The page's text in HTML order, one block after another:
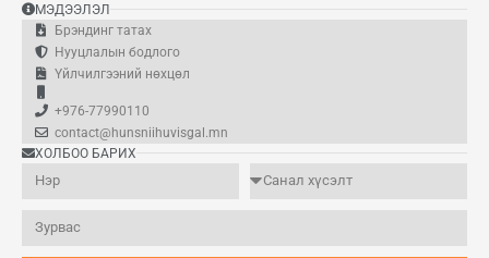
МЭДЭЭЛЭЛ
Брэндинг татах
Нууцлалын бодлого
Үйлчилгээний нөхцөл
+976-77990110
contact@hunsniihuvisgal.mn
ХОЛБОО БАРИХ